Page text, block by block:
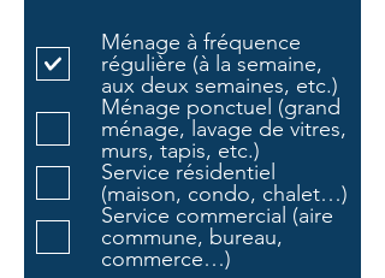
g
a
t
o
i
r
e
Ménage à fréquence
régulière (à la semaine,
aux deux semaines, etc.)
Ménage ponctuel (grand
ménage, lavage de vitres,
murs, tapis, etc.)
Service résidentiel
(maison, condo, chalet…)
Service commercial (aire
commune, bureau,
commerce…)